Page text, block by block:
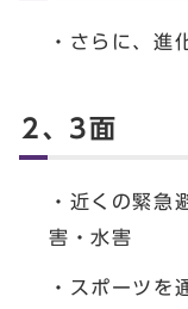
・さらに、進
2、3面
・近くの緊
害・水害
・スポーツを